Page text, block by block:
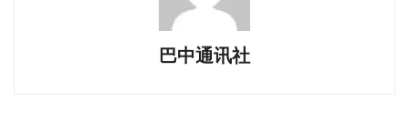
巴中通讯社